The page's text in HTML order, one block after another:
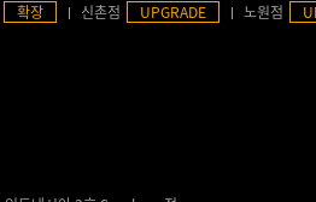
확장 신촌점 UPGRADE 노원점